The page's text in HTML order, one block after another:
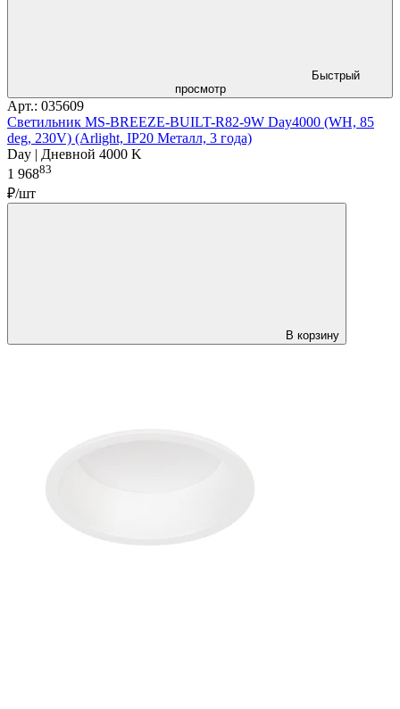
Быстрый
просмотр
Арт.: 035609
Светильник MS-BREEZE-BUILT-R82-9W Day4000 (WH, 85
deg, 230V) (Arlight, IP20 Металл, 3 года)
Day | Дневной 4000 K
1 96883
₽/шт
В корзину